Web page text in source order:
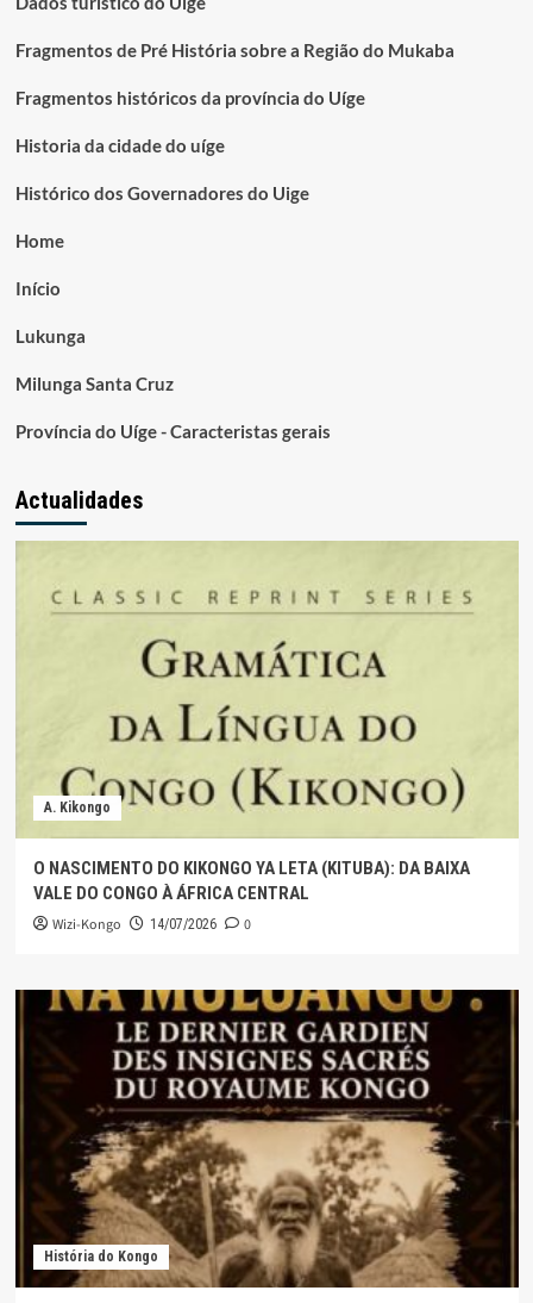
Fragmentos de Pré História sobre a Região do Mukaba
Fragmentos históricos da província do Uíge
Historia da cidade do uíge
Histórico dos Governadores do Uige
Home
Início
Lukunga
Milunga Santa Cruz
Província do Uíge - Caracteristas gerais
Actualidades
A. Kikongo
O NASCIMENTO DO KIKONGO YA LETA (KITUBA): DA BAIXA
VALE DO CONGO À ÁFRICA CENTRAL
Wizi-Kongo 14/07/2026 0
História do Kongo